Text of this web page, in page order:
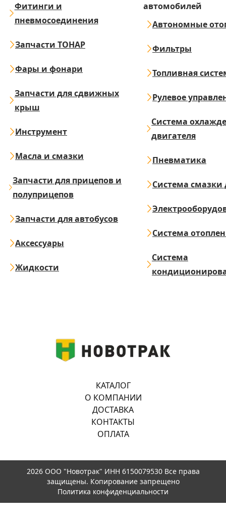
Фитинги и
пневмосоединения
Запчасти ТОНАР
Фары и фонари
Запчасти для сдвижных
крыш
Инструмент
Масла и смазки
Запчасти для прицепов и
полуприцепов
Запчасти для автобусов
Аксессуары
Жидкости
автомобилей
Автономные
Фильтры
Топливная
Рулевое
Система
двигателя
Пневматика
Система смазки
Система
Система
КАТАЛОГ
О КОМПАНИИ
ДОСТАВКА
КОНТАКТЫ
ОПЛАТА
2026 ООО "Новотрак" ИНН 6150079530 Все права
защищены. Копирование запрещено
Политика конфиденциальности